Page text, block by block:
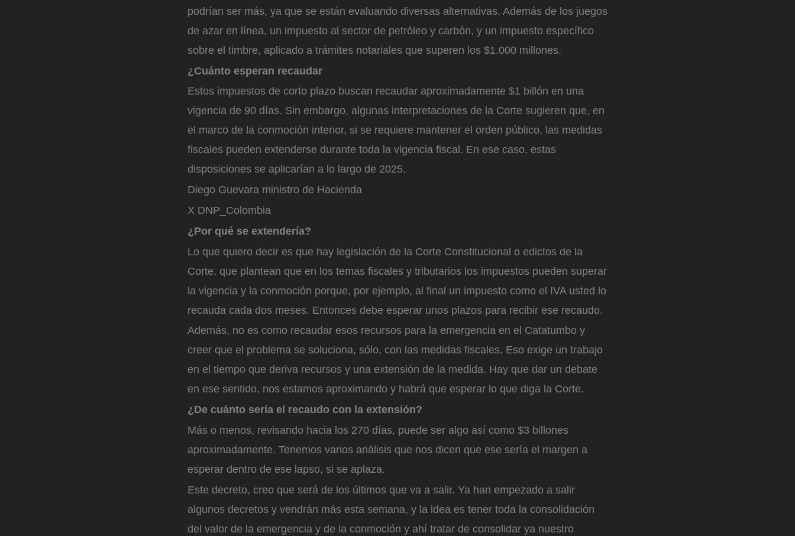
podrían ser más, ya que se están evaluando diversas alternativas. Además de los juegos
de azar en línea, un impuesto al sector de petróleo y carbón, y un impuesto específico
sobre el timbre, aplicado a trámites notariales que superen los $1.000 millones.
¿Cuánto esperan recaudar
Estos impuestos de corto plazo buscan recaudar aproximadamente $1 billón en una
vigencia de 90 días. Sin embargo, algunas interpretaciones de la Corte sugieren que, en
el marco de la conmoción interior, si se requiere mantener el orden público, las medidas
fiscales pueden extenderse durante toda la vigencia fiscal. En ese caso, estas
disposiciones se aplicarían a lo largo de 2025.
Diego Guevara ministro de Hacienda
X DNP_Colombia
¿Por qué se extendería?
Lo que quiero decir es que hay legislación de la Corte Constitucional o edictos de la
Corte, que plantean que en los temas fiscales y tributarios los impuestos pueden superar
la vigencia y la conmoción porque, por ejemplo, al final un impuesto como el IVA usted lo
recauda cada dos meses. Entonces debe esperar unos plazos para recibir ese recaudo.
Además, no es como recaudar esos recursos para la emergencia en el Catatumbo y
creer que el problema se soluciona, sólo, con las medidas fiscales. Eso exige un trabajo
en el tiempo que deriva recursos y una extensión de la medida. Hay que dar un debate
en ese sentido, nos estamos aproximando y habrá que esperar lo que diga la Corte.
¿De cuánto sería el recaudo con la extensión?
Más o menos, revisando hacia los 270 días, puede ser algo así como $3 billones
aproximadamente. Tenemos varios análisis que nos dicen que ese sería el margen a
esperar dentro de ese lapso, si se aplaza.
Este decreto, creo que será de los últimos que va a salir. Ya han empezado a salir
algunos decretos y vendrán más esta semana, y la idea es tener toda la consolidación
del valor de la emergencia y de la conmoción y ahí tratar de consolidar ya nuestro